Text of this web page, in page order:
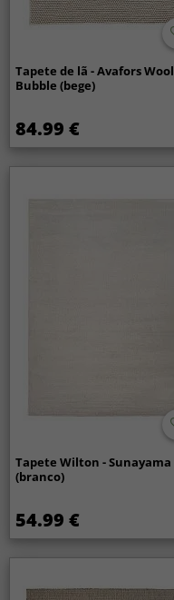
Tapete de lã - Avafors Wool
Bubble (bege)
84.99 €
Tapete Wilton - Sunayama
(branco)
54.99 €